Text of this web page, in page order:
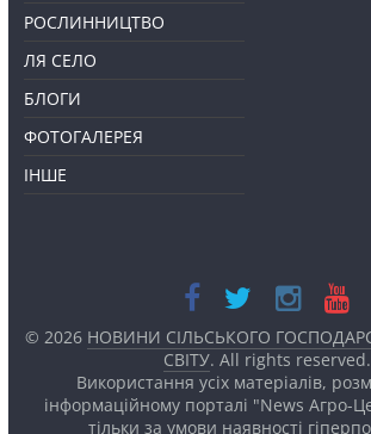
РОСЛИННИЦТВО
ЛЯ СЕЛО
БЛОГИ
ФОТОГАЛЕРЕЯ
ІНШЕ
© 2026 НОВИНИ СІЛЬСЬКОГО
СВІТУ. All rights reserved.
Використання усіх матеріалів,
інформаційному порталі "News Агро-
тільки за умови наявності